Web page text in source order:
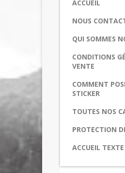
ACCUEIL
NOUS
QUI SOMMES
CONDITIONS
VENTE
COMMENT
STICKER
TOUTES NOS
PROTECTION
ACCUEIL TEXTE